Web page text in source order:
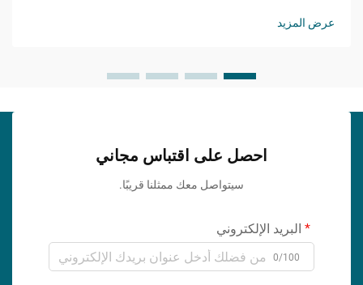
عرض المزيد
احصل على اقتباس مجاني
سيتواصل معك ممثلنا قريبًا.
البريد الإلكتروني
0/100